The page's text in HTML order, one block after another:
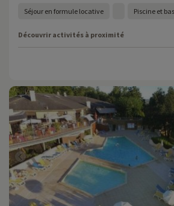
Séjour en formule locative Piscine et
Découvrir activités à proximité